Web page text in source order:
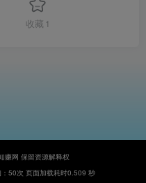
收藏 1
赚网 保留资源解释权
50次 页面加载耗时0.509 秒